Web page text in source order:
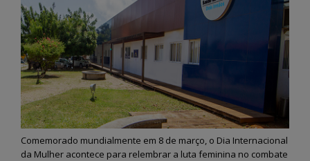
Comemorado mundialmente em 8 de março, o Dia Internacional
da Mulher acontece para relembrar a luta feminina no combate